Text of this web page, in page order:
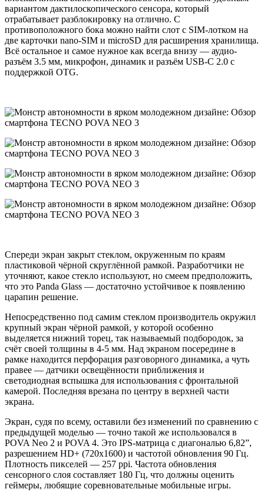
вариантом дактилоскопического сенсора, который
отрабатывает разблокировку на отлично. С
противоположного бока можно найти слот с SIM-лотком на
две карточки nano-SIM и microSD для расширения хранилища.
Всё остальное и самое нужное как всегда внизу — аудио-
разъём 3.5 мм, микрофон, динамик и разъём USB-C 2.0 с
поддержкой OTG.
Спереди экран закрыт стеклом, окруженным по краям
пластиковой чёрной скруглённой рамкой. Разработчики не
уточняют, какое стекло используют, но смеем предположить,
что это Panda Glass — достаточно устойчивое к появлению
царапин решение.
Непосредственно под самим стеклом производитель окружил
крупный экран чёрной рамкой, у которой особенно
выделяется нижний торец, так называемый подбородок, за
счёт своей толщины в 4-5 мм. Над экраном посередине в
рамке находится перфорация разговорного динамика, а чуть
правее — датчики освещённости приближения и
светодиодная вспышка для использования с фронтальной
камерой. Последняя врезана по центру в верхней части
экрана.
Экран, судя по всему, оставили без изменений по сравнению с
предыдущей моделью — точно такой же использовался в
POVA Neo 2 и POVA 4. Это IPS-матрица с диагональю 6,82”,
разрешением HD+ (720х1600) и частотой обновления 90 Гц.
Плотность пикселей — 257 ppi. Частота обновления
сенсорного слоя составляет 180 Гц, что должны оценить
геймеры, любящие соревновательные мобильные игры.